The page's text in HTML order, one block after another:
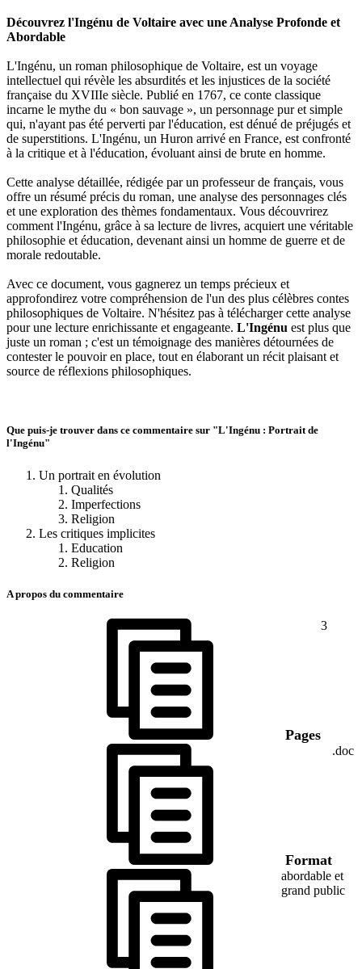
Découvrez l'Ingénu de Voltaire avec une Analyse Profonde et
Abordable
L'Ingénu, un roman philosophique de Voltaire, est un voyage
intellectuel qui révèle les absurdités et les injustices de la société
française du XVIIIe siècle. Publié en 1767, ce conte classique
incarne le mythe du « bon sauvage », un personnage pur et simple
qui, n'ayant pas été perverti par l'éducation, est dénué de préjugés et
de superstitions. L'Ingénu, un Huron arrivé en France, est confronté
à la critique et à l'éducation, évoluant ainsi de brute en homme.
Cette analyse détaillée, rédigée par un professeur de français, vous
offre un résumé précis du roman, une analyse des personnages clés
et une exploration des thèmes fondamentaux. Vous découvrirez
comment l'Ingénu, grâce à sa lecture de livres, acquiert une véritable
philosophie et éducation, devenant ainsi un homme de guerre et de
morale redoutable.
Avec ce document, vous gagnerez un temps précieux et
approfondirez votre compréhension de l'un des plus célèbres contes
philosophiques de Voltaire. N'hésitez pas à télécharger cette analyse
pour une lecture enrichissante et engageante. L'Ingénu est plus que
juste un roman ; c'est un témoignage des manières détournées de
contester le pouvoir en place, tout en élaborant un récit plaisant et
source de réflexions philosophiques.
Que puis-je trouver dans ce commentaire sur "L'Ingénu : Portrait de
l'Ingénu"
Un portrait en évolution
Qualités
Imperfections
Religion
Les critiques implicites
Education
Religion
A propos du commentaire
Pages
3
Format
.doc
abordable et
grand public